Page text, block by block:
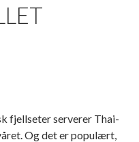
fjellseter serverer Thai-
Og det er populært,